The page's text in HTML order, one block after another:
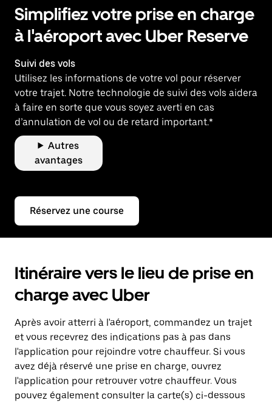
Simplifiez votre prise en charge
à l'aéroport avec Uber Reserve
Suivi des vols
Utilisez les informations de votre vol pour réserver
votre trajet. Notre technologie de suivi des vols aidera
à faire en sorte que vous soyez averti en cas
d’annulation de vol ou de retard important.*
Autres
avantages
Réservez une course
Itinéraire vers le lieu de prise en
charge avec Uber
Après avoir atterri à l'aéroport, commandez un trajet
et vous recevrez des indications pas à pas dans
l'application pour rejoindre votre chauffeur. Si vous
avez déjà réservé une prise en charge, ouvrez
l'application pour retrouver votre chauffeur. Vous
pouvez également consulter la carte(s) ci-dessous